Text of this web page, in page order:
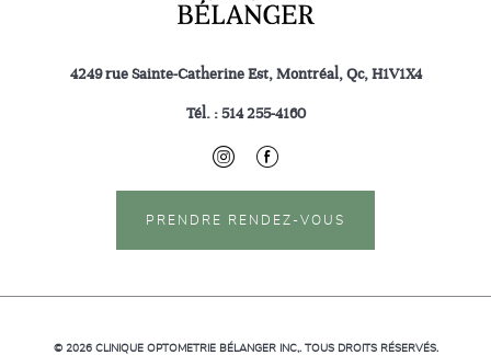
4249 rue Sainte-Catherine Est, Montréal, Qc, H1V1X4
Tél. : 514 255-4160
PRENDRE RENDEZ-VOUS
© 2026 CLINIQUE OPTOMETRIE BÉLANGER INC,.TOUS DROITS RÉSERVÉS.